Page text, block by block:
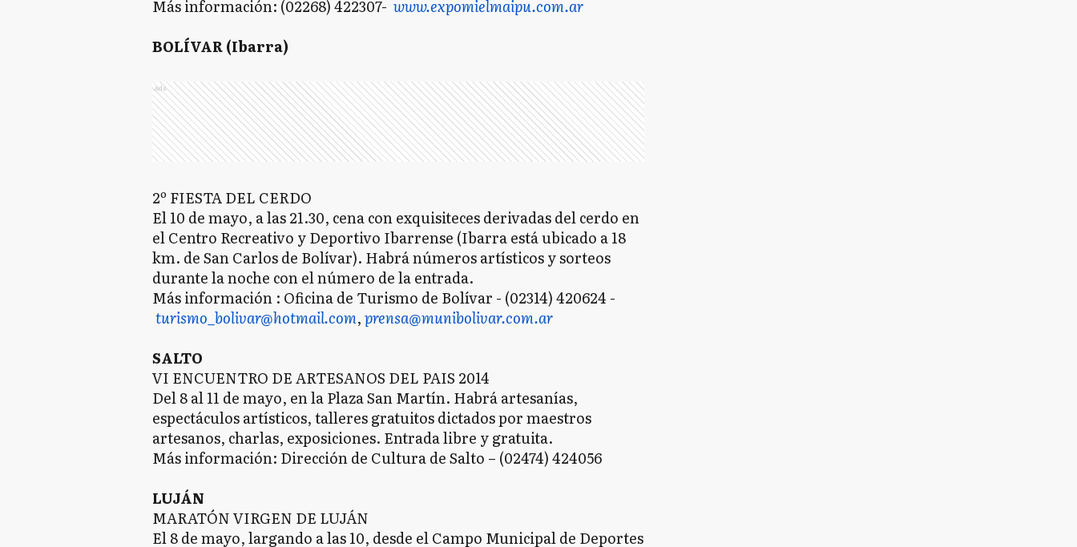
Más información: (02268) 422307- www.expomielmaipu.com.ar
BOLÍVAR (Ibarra)
Ads
2º FIESTA DEL CERDO
El 10 de mayo, a las 21.30, cena con exquisiteces derivadas del cerdo en
el Centro Recreativo y Deportivo Ibarrense (Ibarra está ubicado a 18
km. de San Carlos de Bolívar). Habrá números artísticos y sorteos
durante la noche con el número de la entrada.
Más información : Oficina de Turismo de Bolívar - (02314) 420624 -
turismo_bolivar@hotmail.com,prensa@munibolivar.com.ar
SALTO
VI ENCUENTRO DE ARTESANOS DEL PAIS 2014
Del 8 al 11 de mayo, en la Plaza San Martín. Habrá artesanías,
espectáculos artísticos, talleres gratuitos dictados por maestros
artesanos, charlas, exposiciones. Entrada libre y gratuita.
Más información: Dirección de Cultura de Salto – (02474) 424056
LUJÁN
MARATÓN VIRGEN DE LUJÁN
El 8 de mayo, largando a las 10, desde el Campo Municipal de Deportes